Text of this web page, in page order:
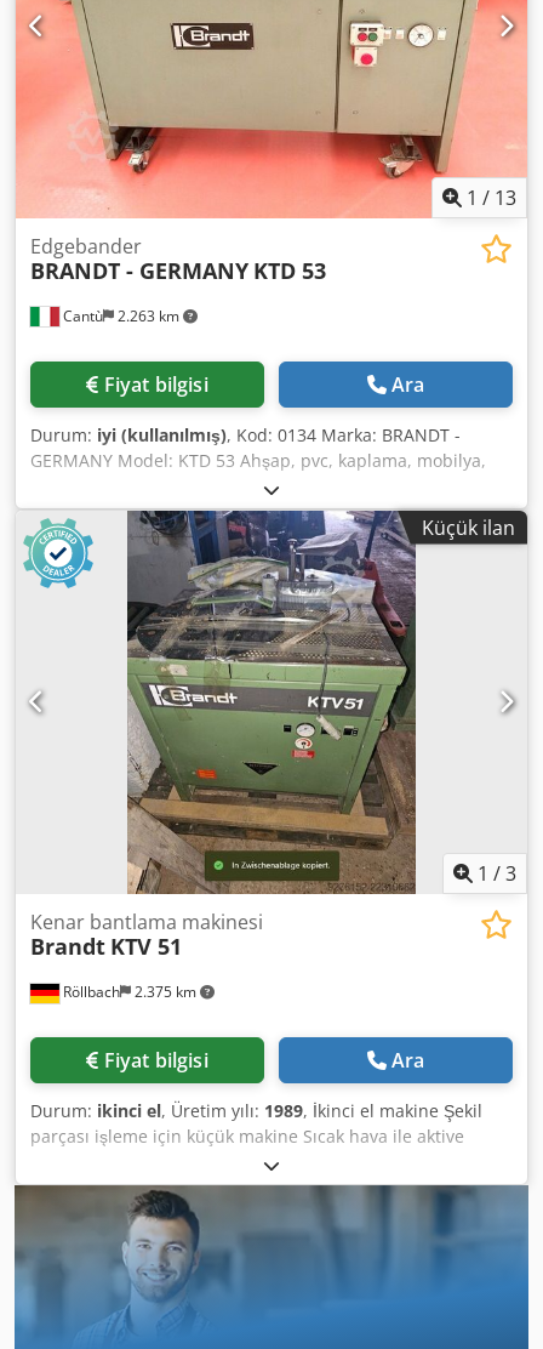
Teqiea
1 / 13
Cantù 2.263 km
Edgebander
BRANDT - GERMANY KTD 53
Fiyat bilgisi Ara
Durum: iyi (kullanılmış), Kod: 0134 Marka: BRANDT -
GERMANY Model: KTD 53 Ahşap, pvc, kaplama, mobilya,
özel mobilya, doğrama ve çeşitli ürünler için otomatik
kenar bantlama makinesi Cjdpfswq Sc Sox Aqijha Teknik
veriler: Min/maks panel yüksekliği mm 10/40 Kenar
kalınlığı min/maks 0,4 - 1,5 mm Motorlu rulo konveyörde
besleme hızı 7 mt/dak Min panel genişliği mm 65
Kompozisyon: Yapıştırma ünitesi Kesme makası ünitesi Uç
kesme ünitesi Üst/alt kesme ünitesi Kolay kullanım için
tabanda tekerlekler Volt 380/50 Toplam güç Kw 4,5 Basınçlı
hava 6 bar Genel boyutlar mm 1800 x 615 x 1170 h Ağırlık
kg 280
Küçük ilan
1 /3
Röllbach 2.375 km
Kenar bantlama makinesi
Brandt KTV 51
Fiyat bilgisi Ara
Durum: ikinci el, Üretim yılı: 1989, İkinci el makine Şekil
parçası işleme için küçük makine Sıcak hava ile aktive
edilen, eriyik yapıştırıcılı kenar malzemesi işler Cjdszk N
Ehspfx Aqioha İş parçasının merkezi, tahrikli baskı
silindirine bastırılmasıyla iş parçası otomatik olarak
ilerletilir; böylece yapıştırıcının eşit şekilde aktive edilmesi
ve güvenli yapıştırma sağlanır Gösterge termostatı ile
termostatik sıcaklık kontrolü Sürekli çalışma için bakım
gerektirmeyen üç fazlı sıcak hava üfleyici Otomatik hava